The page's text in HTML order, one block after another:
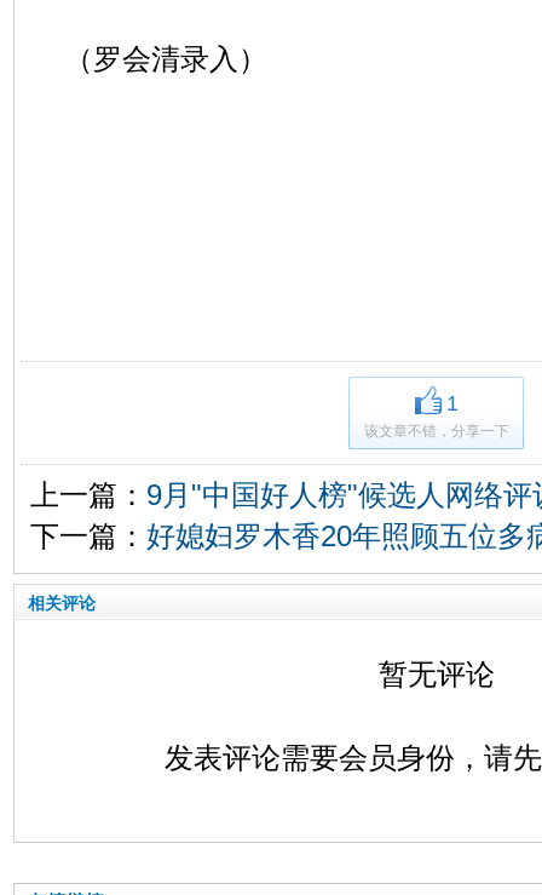
（罗会清录入）
1
该文章不错，分享一下
上一篇： 9月"中国好人榜"候选人网络评
下一篇： 好媳妇罗木香20年照顾五位多
相关评论
暂无评论
发表评论需要会员身份，请